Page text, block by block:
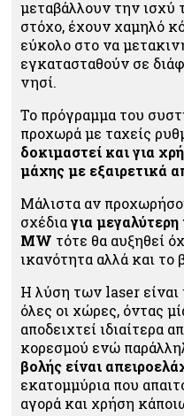
μεταβάλλουν την ισχύ
στόχο, έχουν χαμηλό
εύκολο στο να
εγκατασταθούν σε
νησί.
Το πρόγραμμα του
προχωρά με ταχείς
δοκιμαστεί και για
μάχης με εξαιρετικά
Μάλιστα αν
σχέδιαγια μεγαλύτερη
MW τότε θα αυξηθεί
ικανότητα αλλά και το
H λύση των laser είναι
όλες οι χώρες, όντας
αποδειχτεί ιδιαίτερα
κορεσμού ενώ
βολής είναι
εκατομμύρια που
αγορά και χρήση